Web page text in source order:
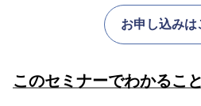
お申し込みは
このセミナーでわかること